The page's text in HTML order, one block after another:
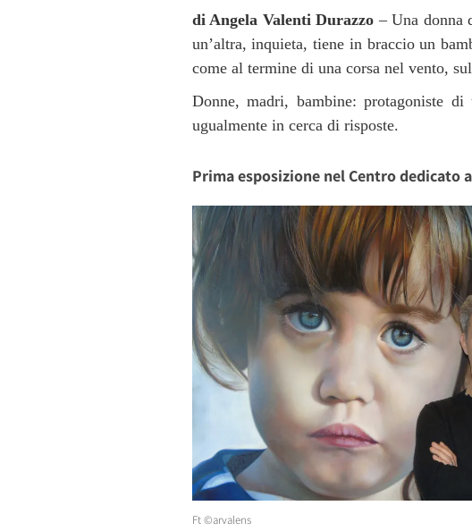
di Angela Valenti Durazzo – Una donna
un’altra, inquieta, tiene in braccio un
come al termine di una corsa nel vento,
Donne, madri, bambine: protagoniste
ugualmente in cerca di risposte.
Prima esposizione nel Centro dedicato
Ft ©arvalens